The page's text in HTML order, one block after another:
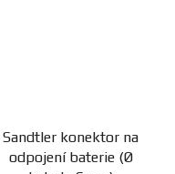
Sandtler konektor na
odpojení baterie (Ø